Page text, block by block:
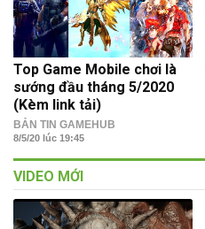
Top Game Mobile chơi là
sướng đầu tháng 5/2020
(Kèm link tải)
BẢN TIN GAMEHUB
8/5/20 lúc 19:45
VIDEO MỚI